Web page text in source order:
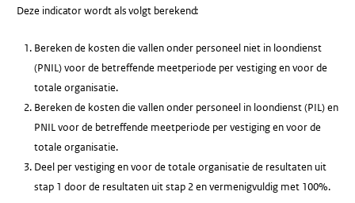
Deze indicator wordt als volgt berekend:
Bereken de kosten die vallen onder personeel niet in loondienst
(PNIL) voor de betreffende meetperiode per vestiging en voor de
totale organisatie.
Bereken de kosten die vallen onder personeel in loondienst (PIL) en
PNIL voor de betreffende meetperiode per vestiging en voor de
totale organisatie.
Deel per vestiging en voor de totale organisatie de resultaten uit
stap 1 door de resultaten uit stap 2 en vermenigvuldig met 100%.